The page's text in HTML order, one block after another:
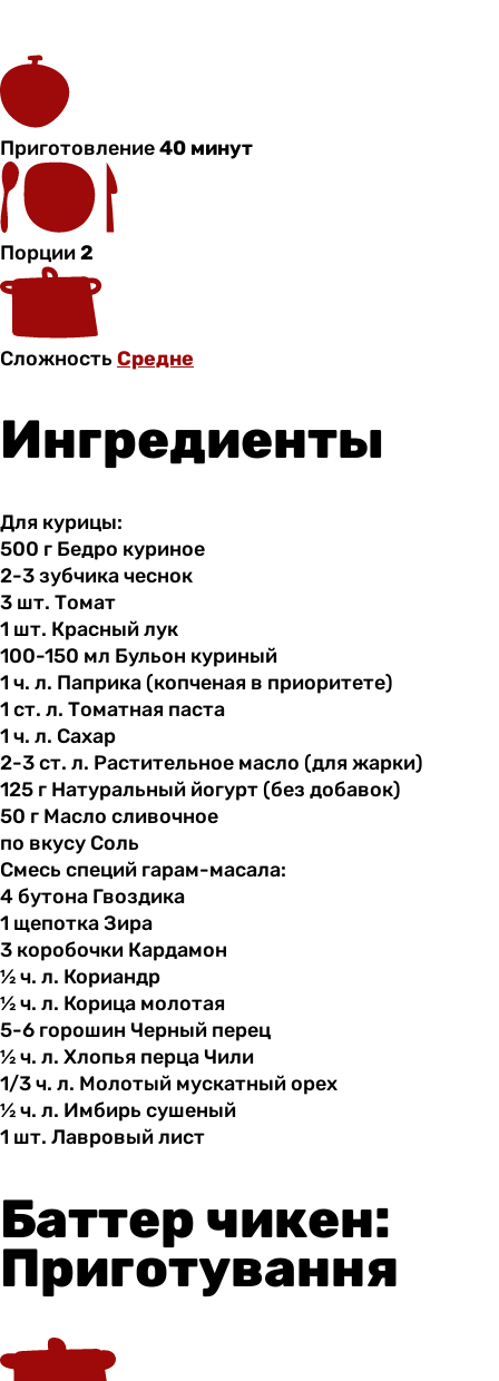
Приготовление40 минут
Порции2
Сложность Средне
Ингредиенты
Для курицы:
500 г Бедро куриное
2-3 зубчикачеснок
3 шт. Томат
1 шт. Красныйлук
100-150 мл Бульон куриный
1 ч. л. Паприка (копченая в приоритете)
1 ст. л. Томатная паста
1 ч. л. Сахар
2-3 ст. л. Растительное масло (для жарки)
125 г Натуральный йогурт (без добавок)
50 г Масло сливочное
по вкусу Соль
Смесь специй гарам-масала:
4 бутона Гвоздика
1 щепоткаЗира
3 коробочки Кардамон
½ ч. л. Кориандр
½ ч. л. Корица молотая
5-6 горошин Черный перец
½ ч. л. Хлопья перца Чили
1/3 ч. л. Молотый мускатный орех
½ ч. л. Имбирь сушеный
1 шт. Лавровыйлист
Баттер чикен:
Приготування